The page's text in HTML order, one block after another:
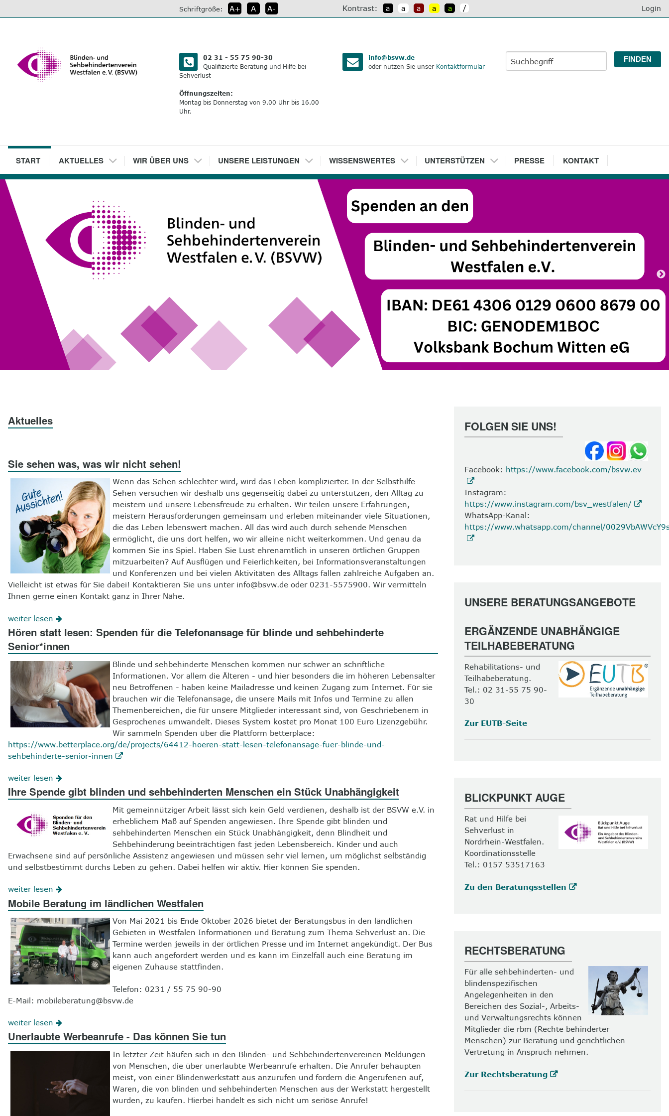
zum
Schriftgröße: A+ A A- Kontrast: a a a a a / Login
02 31 - 55 75 90-30
Qualifizierte Beratung und Hilfe bei
Sehverlust
Öffnungszeiten:
Montag bis Donnerstag von 9.00 Uhr bis 16.00
Uhr.
info@bsvw.de
oder nutzen Sie unser Kontaktformular
1
START 2
AKTUELLES 3
WIR ÜBER UNS 4
UNSERE LEISTUNGEN 5
WISSENSWERTES 6
UNTERSTÜTZEN 7
PRESSE 8
KONTAKT
Aktuelles
Sie sehen was, was wir nicht sehen!
Wenn das Sehen schlechter wird, wird das Leben komplizierter. In der Selbsthilfe
Sehen versuchen wir deshalb uns gegenseitig dabei zu unterstützen, den Alltag zu
meistern und unsere Lebensfreude zu erhalten. Wir teilen unsere Erfahrungen,
meistern Herausforderungen gemeinsam und erleben miteinander viele Situationen,
die das Leben lebenswert machen. All das wird auch durch sehende Menschen
ermöglicht, die uns dort helfen, wo wir alleine nicht weiterkommen. Und genau da
kommen Sie ins Spiel. Haben Sie Lust ehrenamtlich in unseren örtlichen Gruppen
mitzuarbeiten? Auf Ausflügen und Feierlichkeiten, bei Informationsveranstaltungen
und Konferenzen und bei vielen Aktivitäten des Alltags fallen zahlreiche Aufgaben an.
Vielleicht ist etwas für Sie dabei! Kontaktieren Sie uns unter info@bsvw.de oder 0231-5575900. Wir vermitteln
Ihnen gerne einen Kontakt ganz in Ihrer Nähe.
weiter lesen
Hören statt lesen: Spenden für die Telefonansage für blinde und sehbehinderte
Senior*innen
Blinde und sehbehinderte Menschen kommen nur schwer an schriftliche
Informationen. Vor allem die Älteren - und hier besonders die im höheren Lebensalter
neu Betroffenen - haben keine Mailadresse und keinen Zugang zum Internet. Für sie
brauchen wir die Telefonansage, die unsere Mails mit Infos und Termine zu allen
Themenbereichen, die für unsere Mitglieder interessant sind, von Geschriebenem in
Gesprochenes umwandelt. Dieses System kostet pro Monat 100 Euro Lizenzgebühr.
Wir sammeln Spenden über die Plattform betterplace:
https://www.betterplace.org/de/projects/64412-hoeren-statt-lesen-telefonansage-fuer-blinde-und-
sehbehinderte-senior-innen
weiter lesen
Ihre Spende gibt blinden und sehbehinderten Menschen ein Stück Unabhängigkeit
Mit gemeinnütziger Arbeit lässt sich kein Geld verdienen, deshalb ist der BSVW e.V. in
erheblichem Maß auf Spenden angewiesen. Ihre Spende gibt blinden und
sehbehinderten Menschen ein Stück Unabhängigkeit, denn Blindheit und
Sehbehinderung beeinträchtigen fast jeden Lebensbereich. Kinder und auch
Erwachsene sind auf persönliche Assistenz angewiesen und müssen sehr viel lernen, um möglichst selbständig
und selbstbestimmt durchs Leben zu gehen. Dabei helfen wir aktiv. Hier können Sie spenden.
weiter lesen
Mobile Beratung im ländlichen Westfalen
Von Mai 2021 bis Ende Oktober 2026 bietet der Beratungsbus in den ländlichen
Gebieten in Westfalen Informationen und Beratung zum Thema Sehverlust an. Die
Termine werden jeweils in der örtlichen Presse und im Internet angekündigt. Der Bus
kann auch angefordert werden und es kann im Einzelfall auch eine Beratung im
eigenen Zuhause stattfinden.
Telefon: 0231 / 55 75 90-90
E-Mail: mobileberatung@bsvw.de
weiter lesen
Unerlaubte Werbeanrufe - Das können Sie tun
In letzter Zeit häufen sich in den Blinden- und Sehbehindertenvereinen Meldungen
von Menschen, die über unerlaubte Werbeanrufe erhalten. Die Anrufer behaupten
meist, von einer Blindenwerkstatt aus anzurufen und fordern die Angerufenen auf,
Waren, die von blinden und sehbehinderten Menschen aus der Werkstatt hergestellt
wurden, zu kaufen. Hierbei handelt es sich nicht um seriöse Anrufe!
FOLGEN SIE UNS!
Facebook: https://www.facebook.com/bsvw.ev
Instagram:
https://www.instagram.com/bsv_westfalen/
WhatsApp-Kanal:
https://www.whatsapp.com/channel/
UNSERE BERATUNGSANGEBOTE
ERGÄNZENDE UNABHÄNGIGE
TEILHABEBERATUNG
Rehabilitations- und
Teilhabeberatung.
Tel.: 02 31-55 75 90-
30
Zur EUTB-Seite
BLICKPUNKT AUGE
Rat und Hilfe bei
Sehverlust in
Nordrhein-Westfalen.
Koordinationsstelle
Tel.: 0157 53517163
Zu den Beratungsstellen
RECHTSBERATUNG
Für alle sehbehinderten- und
blindenspezifischen
Angelegenheiten in den
Bereichen des Sozial-, Arbeits-
und Verwaltungsrechts können
Mitglieder die rbm (Rechte behinderter
Menschen) zur Beratung und gerichtlichen
Vertretung in Anspruch nehmen.
Zur Rechtsberatung